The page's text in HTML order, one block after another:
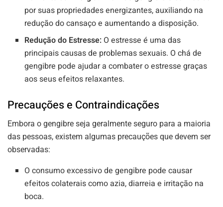
por suas propriedades energizantes, auxiliando na
redução do cansaço e aumentando a disposição.
Redução do Estresse: O estresse é uma das
principais causas de problemas sexuais. O chá de
gengibre pode ajudar a combater o estresse graças
aos seus efeitos relaxantes.
Precauções e Contraindicações
Embora o gengibre seja geralmente seguro para a maioria
das pessoas, existem algumas precauções que devem ser
observadas:
O consumo excessivo de gengibre pode causar
efeitos colaterais como azia, diarreia e irritação na
boca.